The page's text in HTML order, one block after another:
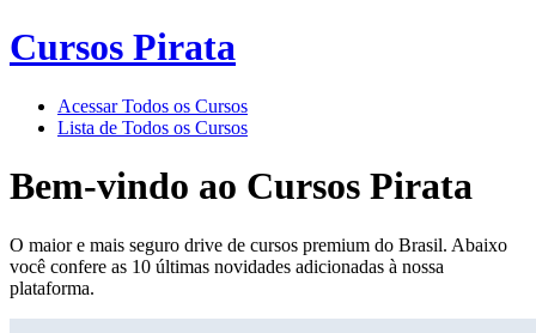
Cursos Pirata
Acessar Todos os Cursos
Lista de Todos os Cursos
Bem-vindo ao Cursos Pirata
O maior e mais seguro drive de cursos premium do Brasil. Abaixo
você confere as 10 últimas novidades adicionadas à nossa
plataforma.